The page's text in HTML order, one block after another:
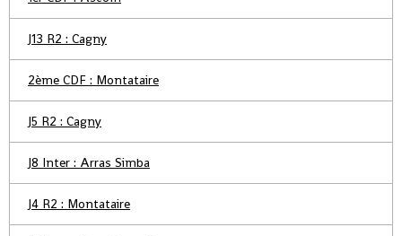
J13 R2 : Cagny
2ème CDF : Montataire
J5 R2 : Cagny
J8 Inter : Arras Simba
J4 R2 : Montataire